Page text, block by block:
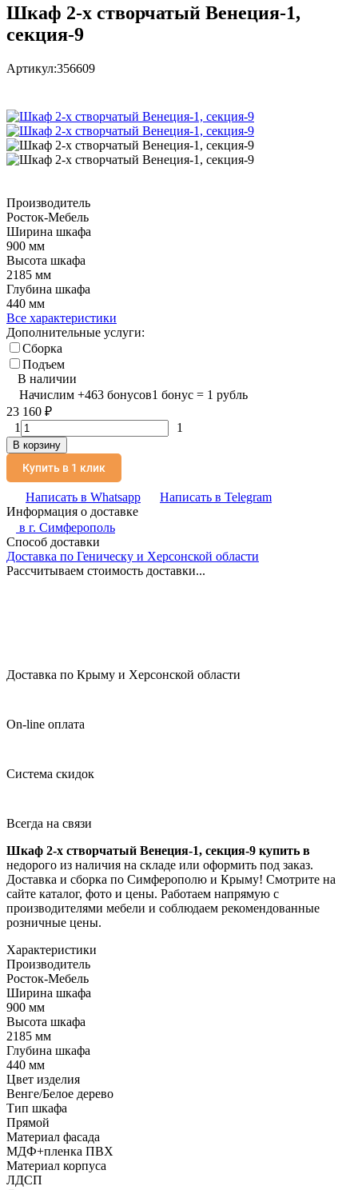
Шкаф 2-х створчатый Венеция-1,
секция-9
Артикул:356609
Производитель
Росток-Мебель
Ширина шкафа
900 мм
Высота шкафа
2185 мм
Глубина шкафа
440 мм
Все характеристики
Дополнительные услуги:
Сборка
Подъем
В наличии
Начислим +463 бонусов1 бонус = 1 рубль
23 160 ₽
1
1
В корзину
Купить в 1 клик
Написать в Whatsapp
Написать в Telegram
Информация о доставке
в г. Симферополь
Способ доставки
Доставка по Геническу и Херсонской области
Рассчитываем стоимость доставки...
Доставка по Крыму и Херсонской области
On-line оплата
Система скидок
Всегда на связи
Шкаф 2-х створчатый Венеция-1, секция-9 купить в
недорого из наличия на складе или оформить под заказ.
Доставка и сборка по Симферополю и Крыму! Смотрите на
сайте каталог, фото и цены. Работаем напрямую с
производителями мебели и соблюдаем рекомендованные
розничные цены.
Характеристики
Производитель
Росток-Мебель
Ширина шкафа
900 мм
Высота шкафа
2185 мм
Глубина шкафа
440 мм
Цвет изделия
Венге/Белое дерево
Тип шкафа
Прямой
Материал фасада
МДФ+пленка ПВХ
Материал корпуса
ЛДСП